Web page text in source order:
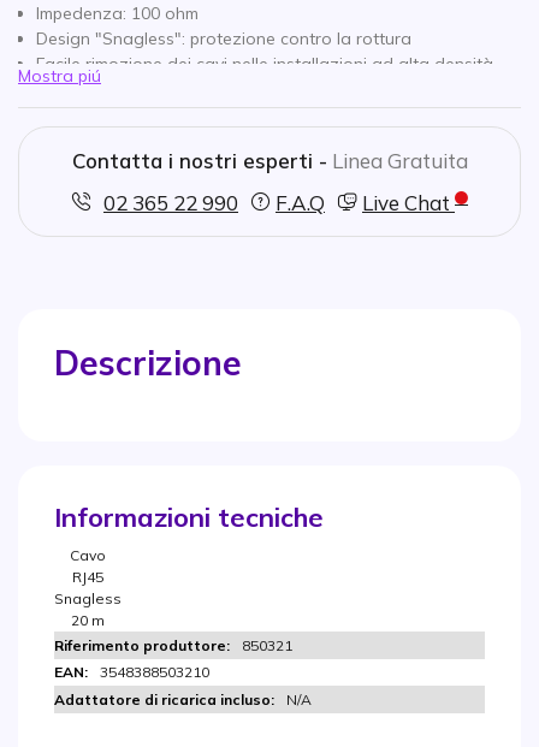
Impedenza: 100 ohm
Design "Snagless": protezione contro la rottura
Facile rimozione dei cavi nelle installazioni ad alta densità
Il cavo non si innesta con altre funi in caso di strappo.
Conduttore: rame
Colore grigio
Garanzia: 20 anni
Mostra piú
Contatta i nostri esperti - Linea Gratuita
02 365 22 990
F.A.Q Live Chat
Descrizione
Informazioni tecniche
Cavo
RJ45
Snagless
20 m
850321
3548388503210
N/A